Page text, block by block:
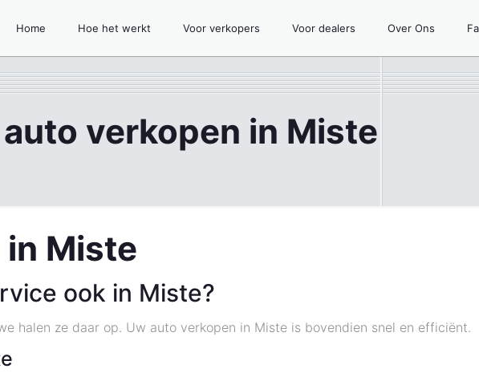
Home Hoe het werkt Voor verkopers Voor dealers Over Ons
auto verkopen in Miste
Miste
ook in Miste?
halen ze daar op. Uw auto verkopen in Miste is bovendien snel en efficiënt.